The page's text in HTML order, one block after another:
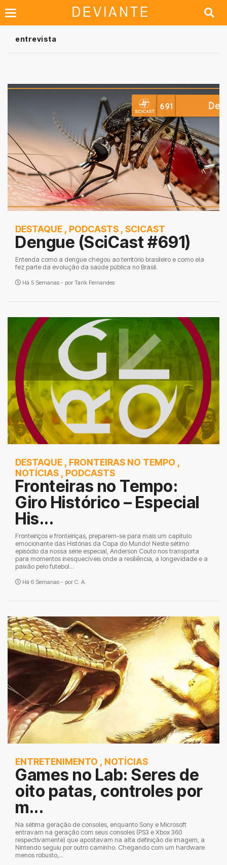
entrevista
DESTAQUE , PODCASTS , SCICAST
Dengue (SciCast #691)
Entenda como a dengue chegou ao território brasileiro e como ela
fez parte da evolução da saúde pública no Brasil.
Há 5 Semanas - por Tarik Fernandes
DESTAQUE , FRONTEIRAS NO TEMPO ,
NOTÍCIAS , PODCASTS
Fronteiras no Tempo:
Giro Histórico – Especial
His...
Fronteiriços e fronteiriças, preparem-se para mais um capítulo
emocionante das Histórias da Copa do Mundo! Neste sétimo
episódio da nossa série especial, Anderson Couto nos transporta
para momentos inesquecíveis onde a resiliência, a longevidade e a
paixão pelo futebol...
Há 6 Semanas - por C. A.
ENTRETENIMENTO , NOTÍCIAS
Games no Lab: Seres de
oito patas, controles por
m...
Na sétima geração de consoles, enquanto Sony e Microsoft
entravam na geração com seus consoles (PS3 e Xbox 360
respectivamente) que apostavam na alta definição de imagem, a
Nintendo seguiu por outro caminho. Chegando com um hardware
menos robusto,...